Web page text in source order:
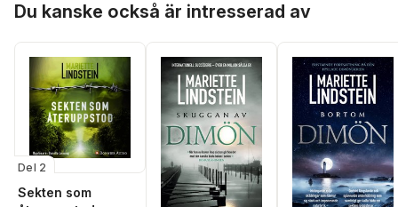
Du kanske också är intresserad av
Del 2
Sekten som